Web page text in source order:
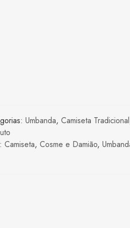
Umbanda, Camiseta Tradicional
Camiseta, Cosme e Damião,